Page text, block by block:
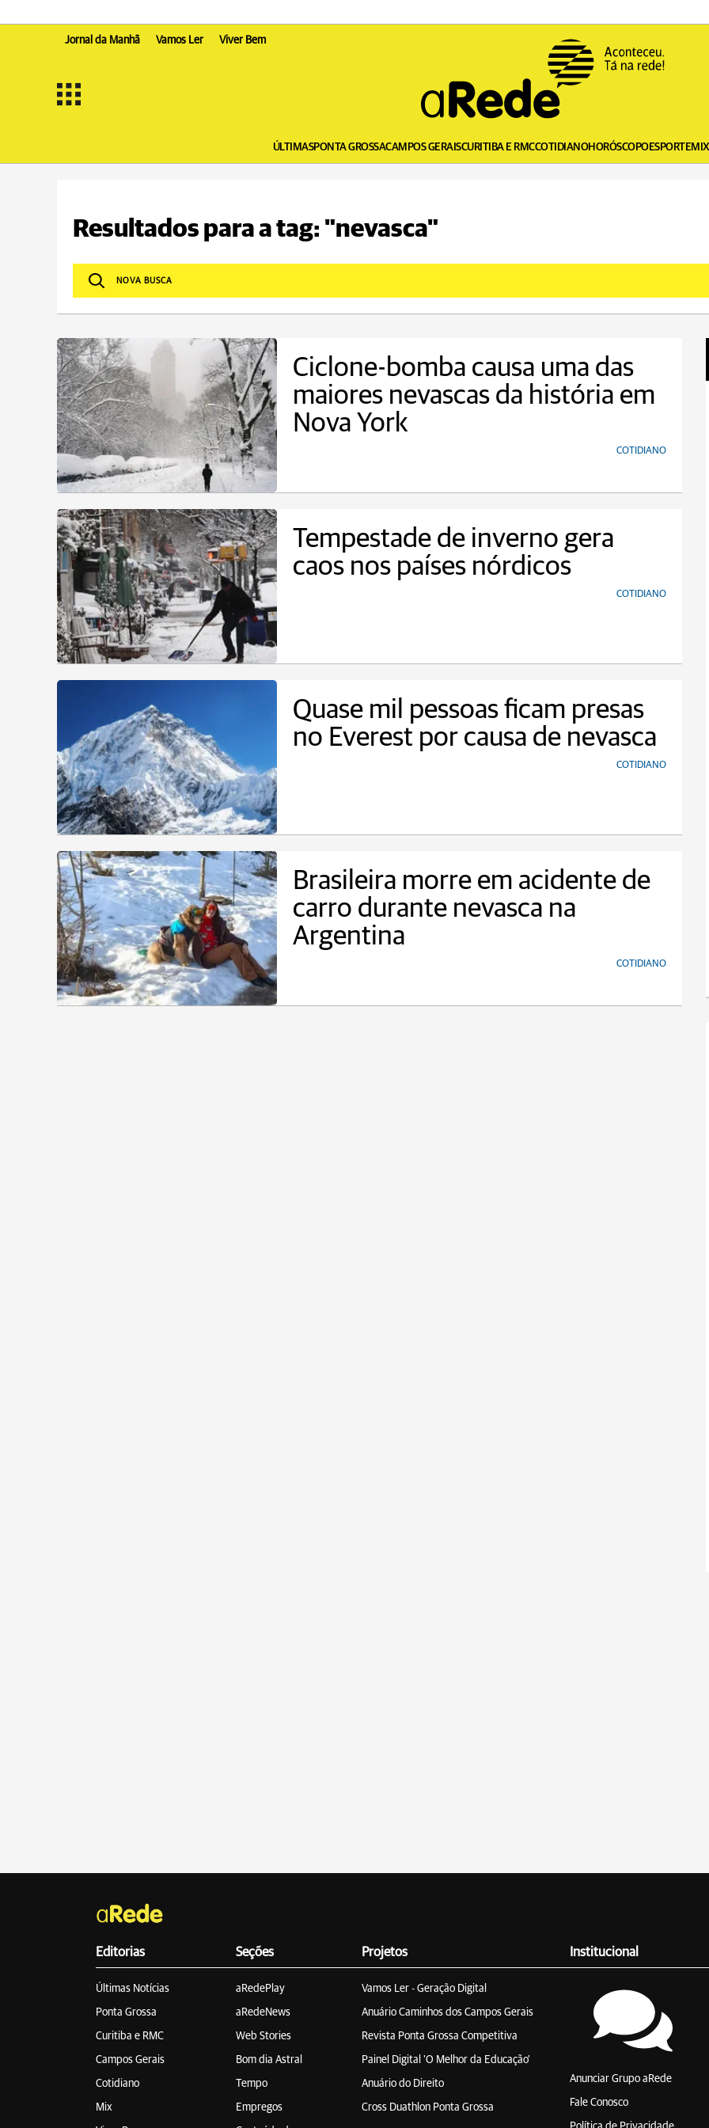
Jornal da Manhã Vamos Ler Viver Bem
ÚLTIMASPONTA GROSSACAMPOS GERAISCURITIBA E RMCCOTIDIANOHORÓSCOPOESPORTEMIX
Resultados para a tag: "nevasca"
Ciclone-bomba causa uma das
maiores nevascas da história em
Nova York
COTIDIANO
Tempestade de inverno gera
caos nos países nórdicos
COTIDIANO
Quase mil pessoas ficam presas
no Everest por causa de nevasca
COTIDIANO
Brasileira morre em acidente de
carro durante nevasca na
Argentina
COTIDIANO
Editorias
Últimas Notícias
Ponta Grossa
Curitiba e RMC
Campos Gerais
Cotidiano
Mix
Seções
aRedePlay
aRedeNews
Web Stories
Bom dia Astral
Tempo
Empregos
Projetos
Vamos Ler - Geração Digital
Anuário Caminhos dos Campos Gerais
Revista Ponta Grossa Competitiva
Painel Digital 'O Melhor da Educação'
Anuário do Direito
Cross Duathlon Ponta Grossa
Institucional
Anunciar Grupo aRede
Fale Conosco